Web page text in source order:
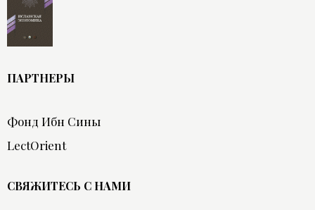
ПАРТНЕРЫ
Фонд Ибн Сины
LectOrient
СВЯЖИТЕСЬ С НАМИ